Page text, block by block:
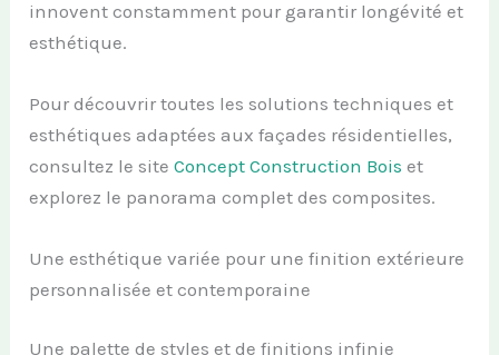
innovent constamment pour garantir longévité et
esthétique.
Pour découvrir toutes les solutions techniques et
esthétiques adaptées aux façades résidentielles,
consultez le siteConcept Construction Bois et
explorez le panorama complet des composites.
Une esthétique variée pour une finition extérieure
personnalisée et contemporaine
Une palette de styles et de finitions infinie